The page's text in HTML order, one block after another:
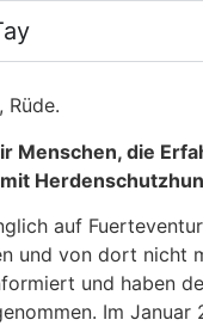
Rüde.
Men­schen, die
auf
und von dort nicht
und haben
Im Janu­ar